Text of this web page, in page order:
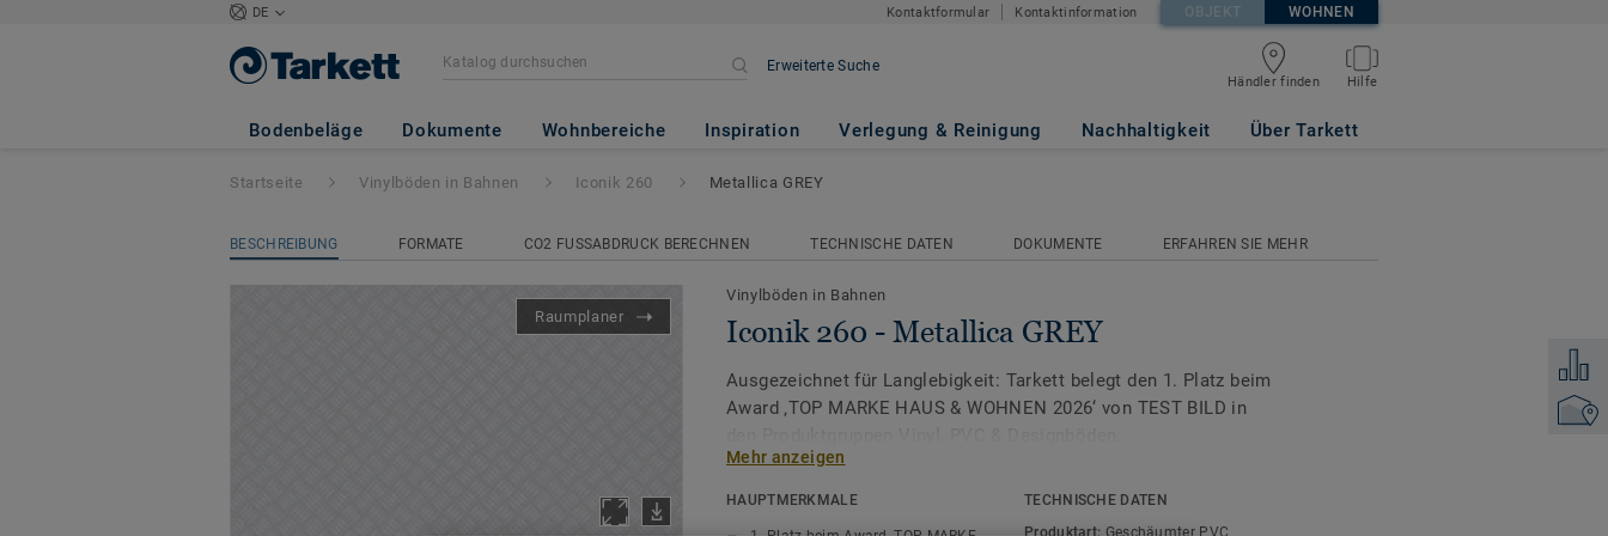
DE Kontaktformular Kontaktinformation OBJEKT WOHNEN
Erweiterte Suche
Händler finden Hilfe
Bodenbeläge Dokumente Wohnbereiche Inspiration Verlegung & Reinigung Nachhaltigkeit Über Tarkett
Iconik 260 - Metallica GREY
Zum
Startseite Vinylböden in Bahnen Iconik 260 Metallica GREY
BESCHREIBUNG FORMATE CO2 FUSSABDRUCK BERECHNEN TECHNISCHE DATEN DOKUMENTE ERFAHREN SIE MEHR
Raumplaner
Vinylböden in Bahnen
Iconik 260 - Metallica GREY
Ausgezeichnet für Langlebigkeit: Tarkett belegt den 1. Platz beim
Award ‚TOP MARKE HAUS & WOHNEN 2026‘ von TEST BILD in
Mehr anzeigen
HAUPTMERKMALE
TECHNISCHE DATEN
Produktart:Geschäumter PVC